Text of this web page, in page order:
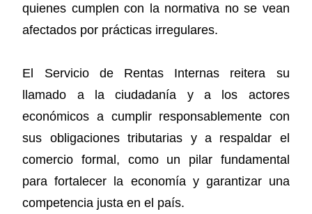
quienes cumplen con la normativa no se vean
afectados por prácticas irregulares.
El Servicio de Rentas Internas reitera su
llamado a la ciudadanía y a los actores
económicos a cumplir responsablemente con
sus obligaciones tributarias y a respaldar el
comercio formal, como un pilar fundamental
para fortalecer la economía y garantizar una
competencia justa en el país.